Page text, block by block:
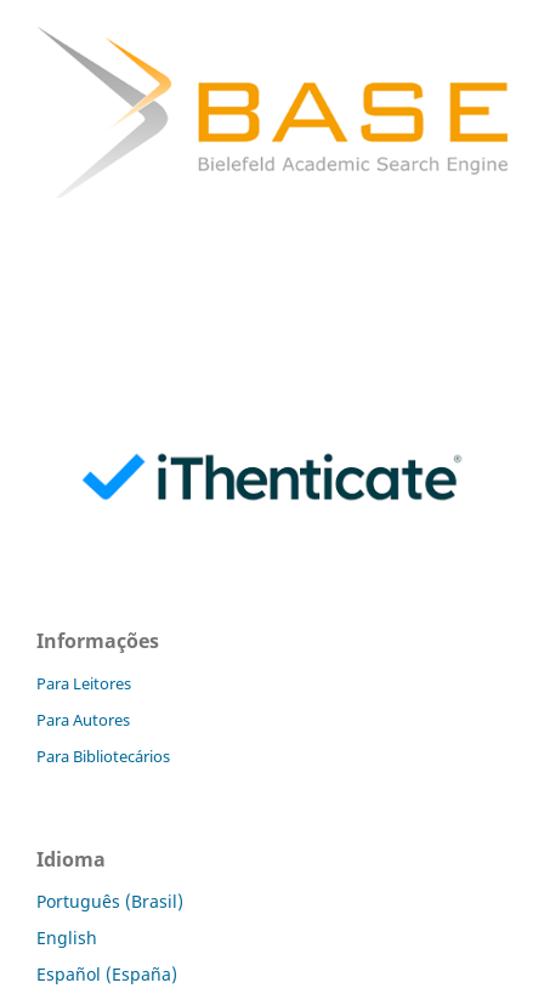
Informações
Para Leitores
Para Autores
Para Bibliotecários
Idioma
Português (Brasil)
English
Español (España)